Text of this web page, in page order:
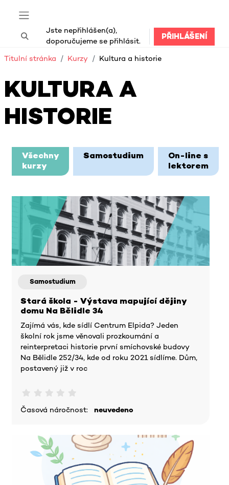
Boční panel
Přepnout vyhledávání
Jste nepřihlášen(a),
doporučujeme se přihlásit.
PŘIHLÁŠENÍ
Titulní stránka Kurzy Kultura a historie
KULTURA A
HISTORIE
Bloky hlavního obsahu
Všechny
kurzy
Samostudium
On-line s
lektorem
Samostudium
Stará škola - Výstava mapující dějiny
domu Na Bělidle 34
Zajímá vás, kde sídlí Centrum Elpida? Jeden
školní rok jsme věnovali prozkoumání a
reinterpretaci historie první smíchovské budovy
Na Bělidle 252/34, kde od roku 2021 sídlíme. Dům,
postavený již v roc
Časová náročnost: neuvedeno